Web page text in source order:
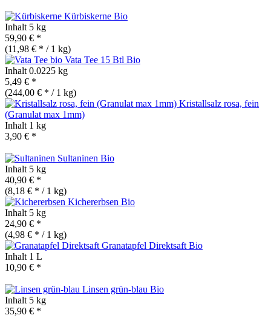
Kürbiskerne Bio
Inhalt 5 kg
59,90 € *
(11,98 € * / 1 kg)
Vata Tee 15 Btl Bio
Inhalt 0.0225 kg
5,49 € *
(244,00 € * / 1 kg)
Kristallsalz rosa, fein
(Granulat max 1mm)
Inhalt 1 kg
3,90 € *
Sultaninen Bio
Inhalt 5 kg
40,90 € *
(8,18 € * / 1 kg)
Kichererbsen Bio
Inhalt 5 kg
24,90 € *
(4,98 € * / 1 kg)
Granatapfel Direktsaft Bio
Inhalt 1 L
10,90 € *
Linsen grün-blau Bio
Inhalt 5 kg
35,90 € *